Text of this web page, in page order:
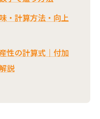
・計算方法・向上
性の計算式｜付加
説